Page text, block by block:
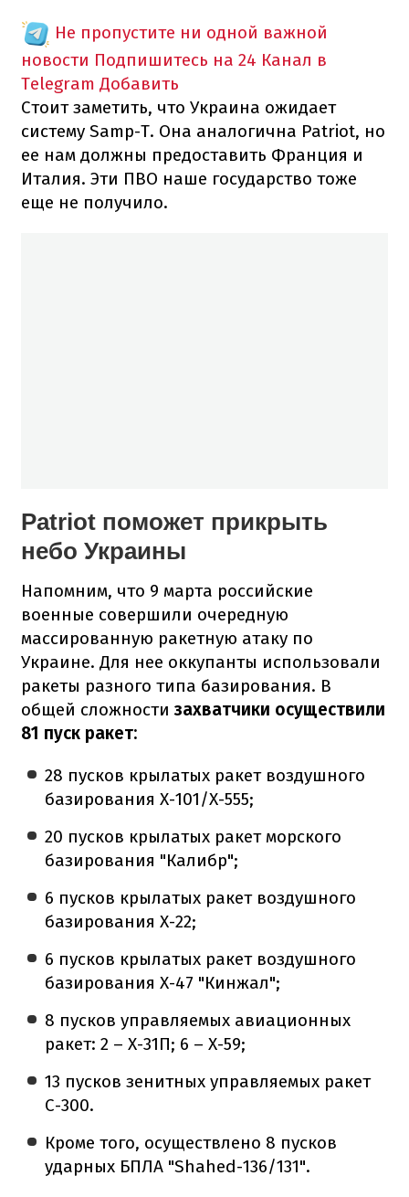
Не пропустите ни одной важной
новости Подпишитесь на 24 Канал в
Telegram Добавить
Стоит заметить, что Украина ожидает
систему Samp-T. Она аналогична Patriot, но
ее нам должны предоставить Франция и
Италия. Эти ПВО наше государство тоже
еще не получило.
Patriot поможет прикрыть
небо Украины
Напомним, что 9 марта российские
военные совершили очередную
массированную ракетную атаку по
Украине. Для нее оккупанты использовали
ракеты разного типа базирования. В
общей сложностизахватчики осуществили
81 пуск ракет:
28 пусков крылатых ракет воздушного
базирования Х-101/Х-555;
20 пусков крылатых ракет морского
базирования "Калибр";
6 пусков крылатых ракет воздушного
базирования X-22;
6 пусков крылатых ракет воздушного
базирования Х-47 "Кинжал";
8 пусков управляемых авиационных
ракет: 2 – Х-31П; 6 – X-59;
13 пусков зенитных управляемых ракет
С-300.
Кроме того, осуществлено 8 пусков
ударных БПЛА "Shahed-136/131".